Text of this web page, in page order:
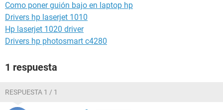
Como poner guión bajo en laptop hp
Drivers hp laserjet 1010
Hp laserjet 1020 driver
Drivers hp photosmart c4280
1 respuesta
RESPUESTA 1 / 1